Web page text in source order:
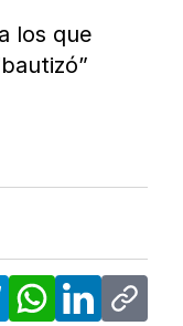
los que
WhatsApp
LinkedInCopy